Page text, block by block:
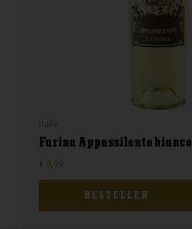
Farina Appassilento bianco
€ 9,99
BESTELLEN